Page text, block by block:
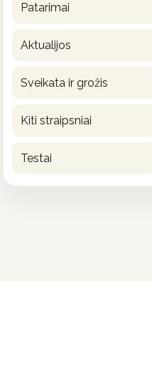
Patarimai
Aktualijos
Sveikata ir grožis
Kiti straipsniai
Testai